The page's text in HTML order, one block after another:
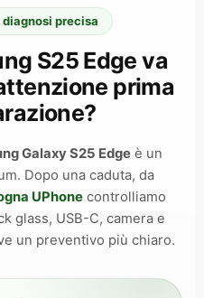
precisa
S25 Edge va
prima
Galaxy S25 Edgeè un
Dopo una caduta, da
UPhonecontrolliamo
glass, USB-C, camera e
un preventivo più chiaro.